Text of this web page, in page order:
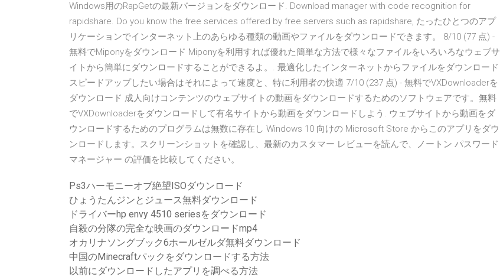
Windows用のRapGetの最新バージョンをダウンロード. Download manager with code recognition for
rapidshare. Do you know the free services offered by free servers such as rapidshare, たったひとつのアプ
リケーションでインターネット上のあらゆる種類の動画やファイルをダウンロードできます。 8/10 (77 点) -
無料でMiponyをダウンロード Miponyを利用すれば優れた簡単な方法で様々なファイルをいろいろなウェブサ
イトから簡単にダウンロードすることができるよ。. 最適化したインターネットからファイルをダウンロード
スピードアップしたい場合はそれによって速度と、特に利用者の快適 7/10 (237 点) - 無料でVXDownloaderを
ダウンロード 成人向けコンテンツのウェブサイトの動画をダウンロードするためのソフトウェアです。無料
でVXDownloaderをダウンロードして有名サイトから動画をダウンロードしよう. ウェブサイトから動画をダ
ウンロードするためのプログラムは無数に存在し Windows 10 向けの Microsoft Store からこのアプリをダウ
ンロードします。スクリーンショットを確認し、最新のカスタマー レビューを読んで、ノートン パスワード
マネージャー の評価を比較してください。
Ps3ハーモニーオブ絶望ISOダウンロード
ひょうたんジンとジュース無料ダウンロード
ドライバーhp envy 4510 seriesをダウンロード
自殺の分隊の完全な映画のダウンロードmp4
オカリナソングブック6ホールゼルダ無料ダウンロード
中国のMinecraftパックをダウンロードする方法
以前にダウンロードしたアプリを調べる方法